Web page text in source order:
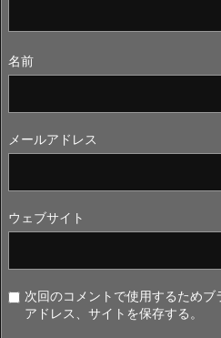
名前
メールアドレス
ウェブサイト
次回のコメントで使用するため
アドレス、サイトを保存する。